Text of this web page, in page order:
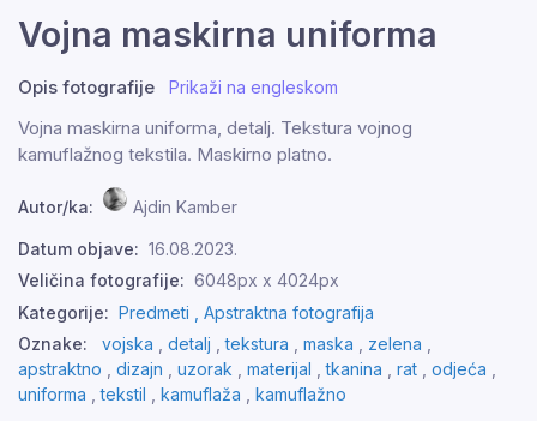
Vojna maskirna uniforma
Opis fotografije Prikaži na engleskom
Vojna maskirna uniforma, detalj. Tekstura vojnog
kamuflažnog tekstila. Maskirno platno.
Autor/ka: Ajdin Kamber
Datum objave: 16.08.2023.
Veličina fotografije: 6048px x 4024px
Kategorije: Predmeti , Apstraktna fotografija
Oznake:
vojska detalj ,tekstura maska zelena
apstraktno
dizajn uzorak materijal ,tkanina rat odjeća
uniforma ,tekstil kamuflaža kamuflažno